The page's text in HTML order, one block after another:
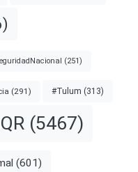
(251)
(291) #Tulum (313)
(5467)
(601)